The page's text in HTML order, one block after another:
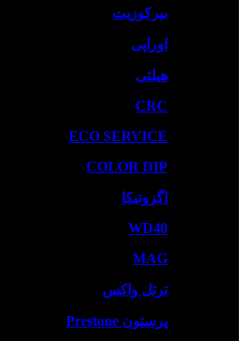
بیرکوزیت
اوراپی
هیلتی
CRC
ECO SERVICE
COLOR DIP
اگزوتیکا
WD40
MAG
ترتل واکس
پرستون Prestone